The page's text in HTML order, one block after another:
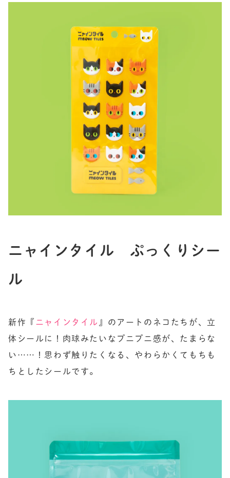
ニャインタイル ぷっくりシー
ル
新作『 ニャインタイル 』のアートのネコたちが、立
体シールに！肉球みたいなプニプニ感が、たまらな
い……！思わず触りたくなる、やわらかくてもちも
ちとしたシールです。